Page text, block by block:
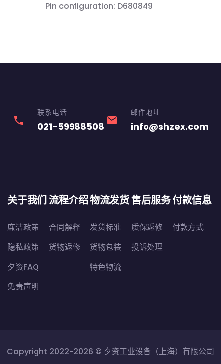
Pin configuration: D680849
phone
联系电话
021-59988508 email
邮件地址
info@shzex.com
关于我们
廉洁政策
隐私政策
夕资FAQ
免责声明
流程介绍
合同解释
货物返修
物流发货
发货标准
货物包装
特色物流
售后服务
质保返修
投诉处理
付款信息
付款方式
Copyright 2022-2026 © 夕资工业设备（上海）有限公司